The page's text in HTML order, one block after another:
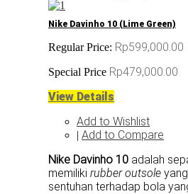
Nike Davinho 10 (Lime Green)
Regular Price: Rp599,000.00
Special Price Rp479,000.00
View Details
Add to Wishlist
| Add to Compare
Nike Davinho 10 adalah
memiliki rubber outsole
sentuhan terhadap bola